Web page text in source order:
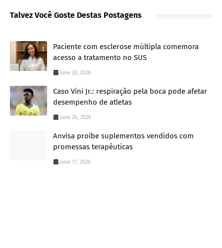
Talvez Você Goste Destas Postagens
Paciente com esclerose múltipla comemora
acesso a tratamento no SUS
June 20, 2026
Caso Vini Jr.: respiração pela boca pode afetar
desempenho de atletas
June 20, 2026
Anvisa proíbe suplementos vendidos com
promessas terapêuticas
June 17, 2026